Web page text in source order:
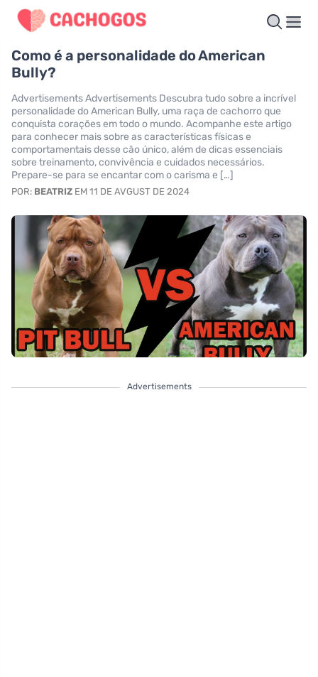
Como é a personalidade do American
Bully?
Advertisements Advertisements Descubra tudo sobre a incrível
personalidade do American Bully, uma raça de cachorro que
conquista corações em todo o mundo. Acompanhe este artigo
para conhecer mais sobre as características físicas e
comportamentais desse cão único, além de dicas essenciais
sobre treinamento, convivência e cuidados necessários.
Prepare-se para se encantar com o carisma e […]
POR: BEATRIZ EM 11 DE AVGUST DE 2024
Advertisements